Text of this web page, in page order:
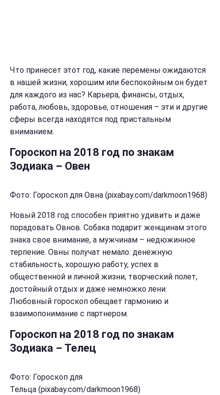
Что принесет этот год, какие перемены ожидаются
в нашей жизни, хорошим или беспокойным он будет
для каждого из нас? Карьера, финансы, отдых,
работа, любовь, здоровье, отношения – эти и другие
сферы всегда находятся под пристальным
вниманием.
Гороскоп на 2018 год по знакам
Зодиака – Овен
Фото: Гороскоп для Овна (pixabay.com/darkmoon1968)
Новый 2018 год способен приятно удивить и даже
порадовать Овнов. Собака подарит женщинам этого
знака свое внимание, а мужчинам – недюжинное
терпение. Овны получат немало: денежную
стабильность, хорошую работу, успех в
общественной и личной жизни, творческий полет,
достойный отдых и даже немножко лени.
Любовный гороскоп обещает гармонию и
взаимопонимание с партнером.
Гороскоп на 2018 год по знакам
Зодиака – Телец
Фото: Гороскоп для
Тельца (pixabay.com/darkmoon1968)